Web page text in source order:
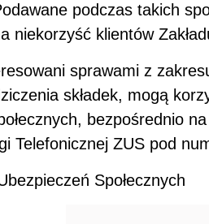
podczas takich
niekorzyść klientów
sprawami z
składek, mogą
bezpośrednio
Telefonicznej ZUS pod
Społecznych